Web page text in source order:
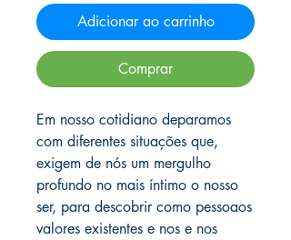
Adicionar ao carrinho
Comprar
Em nosso cotidiano deparamos
com diferentes situações que,
exigem de nós um mergulho
profundo no mais íntimo o nosso
ser, para descobrir como pessoaos
valores existentes e nos e nos